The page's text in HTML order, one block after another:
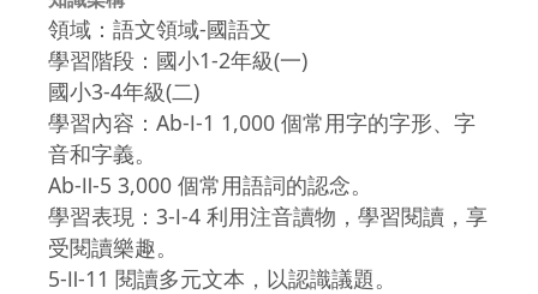
領域：語文領域-國語文
學習階段：國小1-2年級(一)
國小3-4年級(二)
學習內容：Ab-Ⅰ-1 1,000 個常用字的字形、字
音和字義。
Ab-Ⅱ-5 3,000 個常用語詞的認念。
學習表現：3-Ⅰ-4 利用注音讀物，學習閱讀，享
受閱讀樂趣。
5-Ⅱ-11 閱讀多元文本，以認識議題。